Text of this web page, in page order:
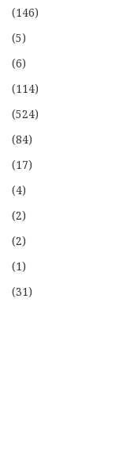
(146)
(5)
(6)
(114)
(524)
(84)
(17)
(4)
(2)
(2)
(1)
(31)